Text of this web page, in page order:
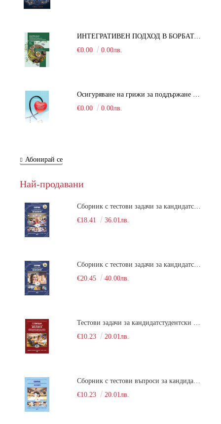
ИНТЕГРАТИВЕН ПОДХОД В БОРБАТА С COVID-19: От патогенезата на Sars-Cov-2 до фитомедицината и етноботаниката. Антивирусна активност и терапевтичен потенциал на българските лечебни растения
€0.00
0.00лв.
Осигуряване на грижи за поддържане на здравното състояние на уязвимите групи от населени
€0.00
0.00лв.
Абонирай се
Най-продавани
Сборник с тестови задачи за кандидатстудентски изпит по биология върху учебния материал за задължителна и профилирана подготовка, изучаван в средния курс на обучение. Част 1
€18.41
36.01лв.
Сборник с тестови задачи за кандидатстудентски изпит по биология върху учебния материал за задължителна и профилирана подготовка, изучаван в средния курс на обучение. Част 2
€20.45
40.00лв.
Тестови задачи за кандидатстудентски изпит по биология. Сборник
€10.23
20.01лв.
Сборник с тестови въпроси за кандидатстудентски изпит по химия. 2022
€10.23
20.01лв.